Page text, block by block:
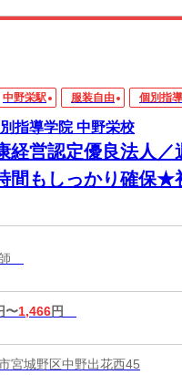
中野栄駅 服装自由 個別指
指導学院 中野栄校
経営認定優良法人
間もしっかり確保★
師
〜1,466円
宮城野区中野出花西45